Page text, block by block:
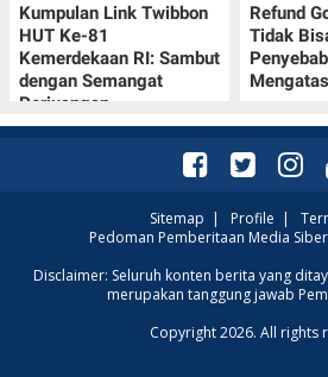
Kumpulan Link Twibbon
HUT Ke-81
Kemerdekaan RI: Sambut
dengan Semangat
Perjuangan
Refund
Tidak
Sitemap | Profile |
Pedoman Pemberitaan Media Siber
Disclaimer: Seluruh konten berita yang
merupakan tanggung jawab
Copyright 2026. All rights